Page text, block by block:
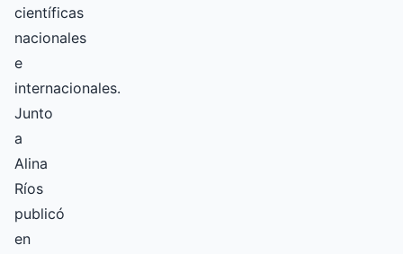
científicas
nacionales
e
internacionales.
Junto
a
Alina
Ríos
publicó
en